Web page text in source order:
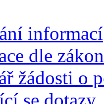
informací
dle
žádosti o
se dotazy